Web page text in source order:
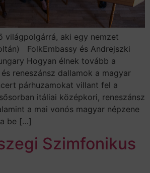
világpolgárrá, aki egy nemzet
FolkEmbassy és Andrejszki
Hogyan élnek tovább a
reneszánsz dallamok a magyar
párhuzamokat villant fel a
itáliai középkori, reneszánsz
a mai vonós magyar népzene
be […]
Szimfonikus